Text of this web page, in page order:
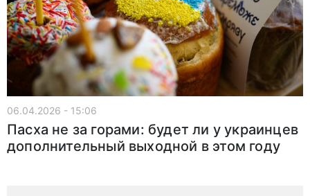
06.04.2026 - 15:06
Пасха не за горами: будет ли у украинцев
дополнительный выходной в этом году